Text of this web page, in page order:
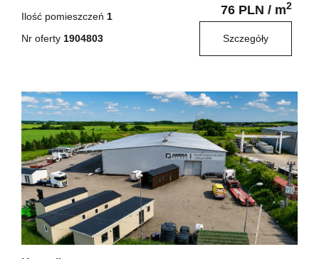
Ilość pomieszczeń 1
Nr oferty 1904803
76 PLN / m2
Szczegóły